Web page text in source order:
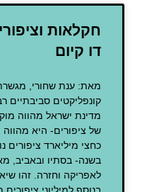
חקלאות
דו קיום
מאת: ענת שחורי,
קונפליקטים סביבתיים
מדינת ישראל מהווה
של ציפורים- היא מהווה
כחצי מיליארד ציפורים
בשנה- בסתיו ובאביב,
לאפריקה וחזרה. זהו
בנוסף למיליוני